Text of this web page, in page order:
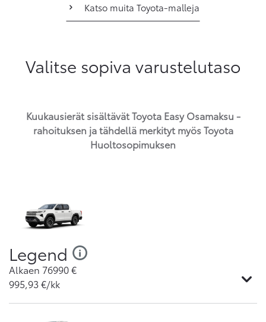
Katso muita Toyota-malleja
Valitse sopiva varustelutaso
Kuukausierät sisältävät Toyota Easy Osamaksu -
rahoituksen ja tähdellä merkityt myös Toyota
Huoltosopimuksen
Legend
Alkaen 76990€
995,93€/kk